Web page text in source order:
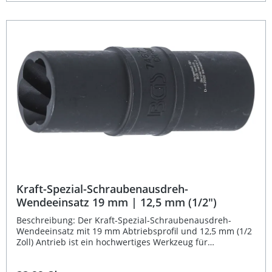
ist der Einsatz perfekt geeignet für anspruchsvolle
Wendeeinsatz mit zwei Funktionsprofilen: Pro Torque und
Twist Ermöglicht das sichere Lösen beschädigter
Schrauben und Muttern Tiefe Ausführung für besseren
Halt und höhere Kraftübertragung Für 12,5 mm (1/2")
Antrieb und 21 mm Abtrieb Robuste Ausführung mit
einem Gewicht von 208 g Lieferumfang: 1x BGS Kraft-
Spezial-Schraubenausdreh-Wendeeinsatz 21 mm | 12,5
mm (1/2")
Kraft-Spezial-Schraubenausdreh-
Wendeeinsatz 19 mm | 12,5 mm (1/2")
Beschreibung: Der Kraft-Spezial-Schraubenausdreh-
Wendeeinsatz mit 19 mm Abtriebsprofil und 12,5 mm (1/2
Zoll) Antrieb ist ein hochwertiges Werkzeug für